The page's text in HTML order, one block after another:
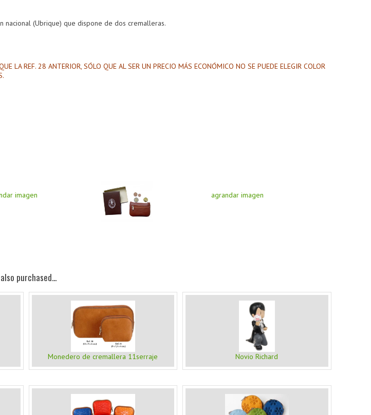
nacional (Ubrique) que dispone de dos cremalleras.
LA REF. 28 ANTERIOR, SÓLO QUE AL SER UN PRECIO MÁS ECONÓMICO NO SE PUEDE ELEGIR COLOR
imagen agrandar imagen
purchased...
Monedero de cremallera 11serraje Novio Richard